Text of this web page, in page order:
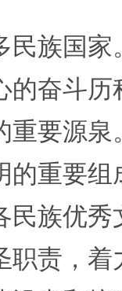
族国家
的奋斗
重要源
的重要
民族优
职责，